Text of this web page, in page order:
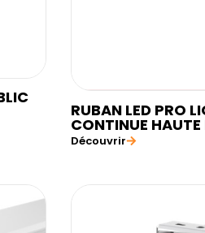
RUBAN LED PRO
CONTINUE HAUTE
Découvrir